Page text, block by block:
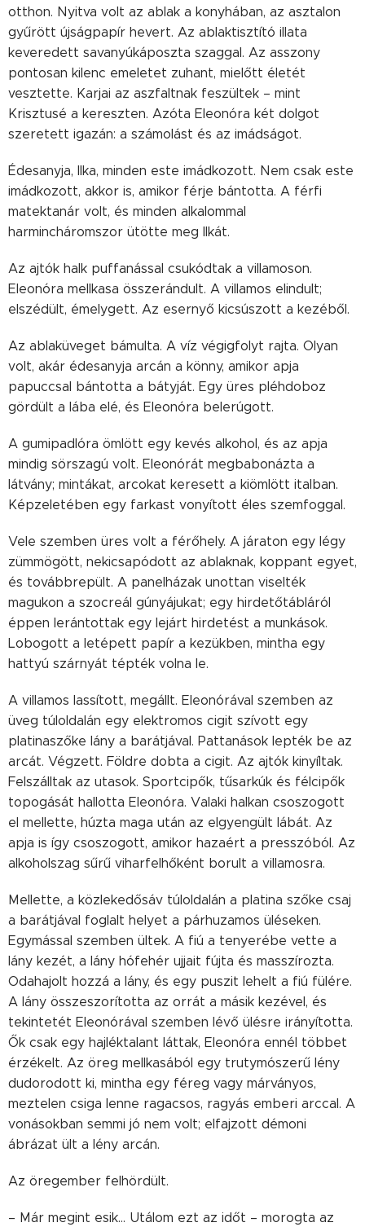
otthon. Nyitva volt az ablak a konyhában, az asztalon
gyűrött újságpapír hevert. Az ablaktisztító illata
keveredett savanyúkáposzta szaggal. Az asszony
pontosan kilenc emeletet zuhant, mielőtt életét
vesztette. Karjai az aszfaltnak feszültek – mint
Krisztusé a kereszten. Azóta Eleonóra két dolgot
szeretett igazán: a számolást és az imádságot.
Édesanyja, Ilka, minden este imádkozott. Nem csak este
imádkozott, akkor is, amikor férje bántotta. A férfi
matektanár volt, és minden alkalommal
harmincháromszor ütötte meg Ilkát.
Az ajtók halk puffanással csukódtak a villamoson.
Eleonóra mellkasa összerándult. A villamos elindult;
elszédült, émelygett. Az esernyő kicsúszott a kezéből.
Az ablaküveget bámulta. A víz végigfolyt rajta. Olyan
volt, akár édesanyja arcán a könny, amikor apja
papuccsal bántotta a bátyját. Egy üres pléhdoboz
gördült a lába elé, és Eleonóra belerúgott.
A gumipadlóra ömlött egy kevés alkohol, és az apja
mindig sörszagú volt. Eleonórát megbabonázta a
látvány; mintákat, arcokat keresett a kiömlött italban.
Képzeletében egy farkast vonyított éles szemfoggal.
Vele szemben üres volt a férőhely. A járaton egy légy
zümmögött, nekicsapódott az ablaknak, koppant egyet,
és továbbrepült. A panelházak unottan viselték
magukon a szocreál gúnyájukat; egy hirdetőtábláról
éppen lerántottak egy lejárt hirdetést a munkások.
Lobogott a letépett papír a kezükben, mintha egy
hattyú szárnyát tépték volna le.
A villamos lassított, megállt. Eleonórával szemben az
üveg túloldalán egy elektromos cigit szívott egy
platinaszőke lány a barátjával. Pattanások lepték be az
arcát. Végzett. Földre dobta a cigit. Az ajtók kinyíltak.
Felszálltak az utasok. Sportcipők, tűsarkúk és félcipők
topogását hallotta Eleonóra. Valaki halkan csoszogott
el mellette, húzta maga után az elgyengült lábát. Az
apja is így csoszogott, amikor hazaért a presszóból. Az
alkoholszag sűrű viharfelhőként borult a villamosra.
Mellette, a közlekedősáv túloldalán a platina szőke csaj
a barátjával foglalt helyet a párhuzamos üléseken.
Egymással szemben ültek. A fiú a tenyerébe vette a
lány kezét, a lány hófehér ujjait fújta és masszírozta.
Odahajolt hozzá a lány, és egy puszit lehelt a fiú fülére.
A lány összeszorította az orrát a másik kezével, és
tekintetét Eleonórával szemben lévő ülésre irányította.
Ők csak egy hajléktalant láttak, Eleonóra ennél többet
érzékelt. Az öreg mellkasából egy trutymószerű lény
dudorodott ki, mintha egy féreg vagy márványos,
meztelen csiga lenne ragacsos, ragyás emberi arccal. A
vonásokban semmi jó nem volt; elfajzott démoni
ábrázat ült a lény arcán.
Az öregember felhördült.
– Már megint esik… Utálom ezt az időt – morogta az